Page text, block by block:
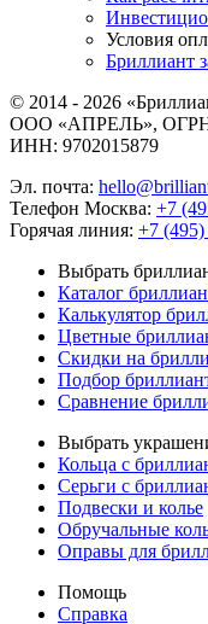
Условия
Бриллиант
© 2014 - 2026
ООО «АПРЕЛЬ», ОГРН:
ИНН: 9702015879
Эл. почта:
Телефон Москва: +7
Горячая линия: +7
Выбрать
Каталог
Калькулятор
Цветные
Скидки на
Подбор
Сравнение
Выбрать
Кольца с
Серьги с
Подвески и колье
Обручальные
Оправы для
Помощь
Справка